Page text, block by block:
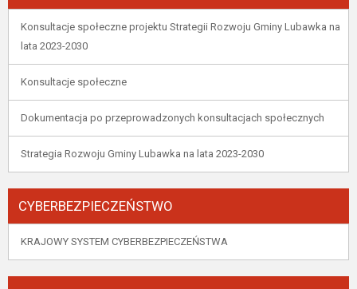
Konsultacje społeczne projektu Strategii Rozwoju Gminy Lubawka na
lata 2023-2030
Konsultacje społeczne
Dokumentacja po przeprowadzonych konsultacjach społecznych
Strategia Rozwoju Gminy Lubawka na lata 2023-2030
CYBERBEZPIECZEŃSTWO
KRAJOWY SYSTEM CYBERBEZPIECZEŃSTWA